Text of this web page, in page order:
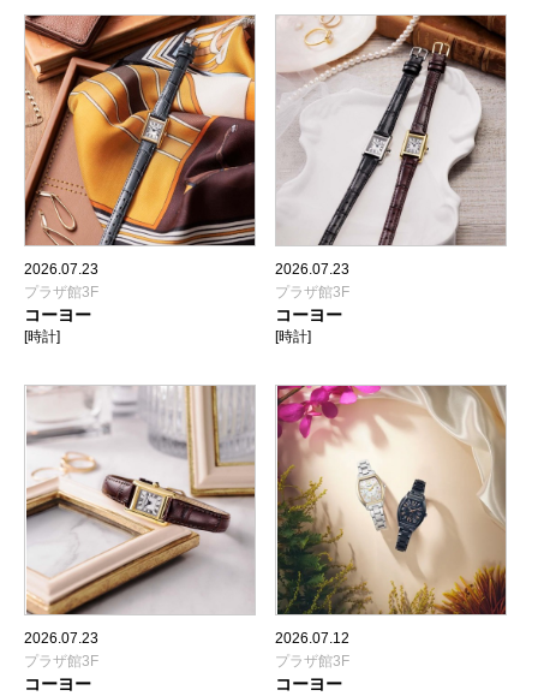
2026.07.23
プラザ館3F
コーヨー
[時計]
2026.07.23
プラザ館3F
コーヨー
[時計]
2026.07.23
プラザ館3F
コーヨー
2026.07.12
プラザ館3F
コーヨー